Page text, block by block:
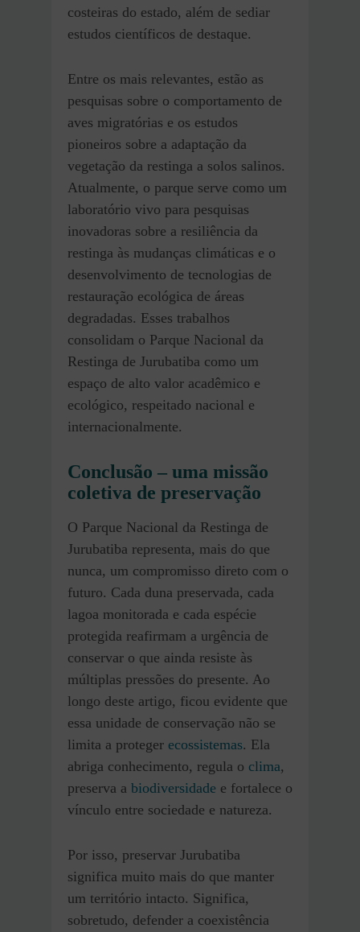
costeiras do estado, além de sediar
estudos científicos de destaque.
Entre os mais relevantes, estão as
pesquisas sobre o comportamento de
aves migratórias e os estudos
pioneiros sobre a adaptação da
vegetação da restinga a solos salinos.
Atualmente, o parque serve como um
laboratório vivo para pesquisas
inovadoras sobre a resiliência da
restinga às mudanças climáticas e o
desenvolvimento de tecnologias de
restauração ecológica de áreas
degradadas. Esses trabalhos
consolidam o Parque Nacional da
Restinga de Jurubatiba como um
espaço de alto valor acadêmico e
ecológico, respeitado nacional e
internacionalmente.
Conclusão – uma missão
coletiva de preservação
O Parque Nacional da Restinga de
Jurubatiba representa, mais do que
nunca, um compromisso direto com o
futuro. Cada duna preservada, cada
lagoa monitorada e cada espécie
protegida reafirmam a urgência de
conservar o que ainda resiste às
múltiplas pressões do presente. Ao
longo deste artigo, ficou evidente que
essa unidade de conservação não se
limita a proteger ecossistemas. Ela
abriga conhecimento, regula o clima,
preserva a biodiversidade e fortalece o
vínculo entre sociedade e natureza.
Por isso, preservar Jurubatiba
significa muito mais do que manter
um território intacto. Significa,
sobretudo, defender a coexistência